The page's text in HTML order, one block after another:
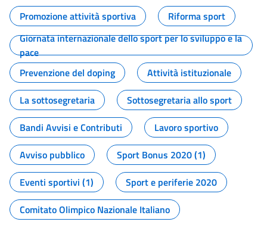
Promozione attività sportiva
Riforma sport
Giornata internazionale dello sport per lo sviluppo e la
pace
Prevenzione del doping
Attività istituzionale
La sottosegretaria
Sottosegretaria allo sport
Bandi Avvisi e Contributi
Lavoro sportivo
Avviso pubblico
Sport Bonus 2020 (1)
Eventi sportivi (1)
Sport e periferie 2020
Comitato Olimpico Nazionale Italiano